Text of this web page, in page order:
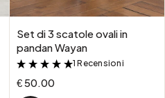
Set di 3 scatole ovali in
pandan Wayan
&
1 Recensioni
€ 50.00